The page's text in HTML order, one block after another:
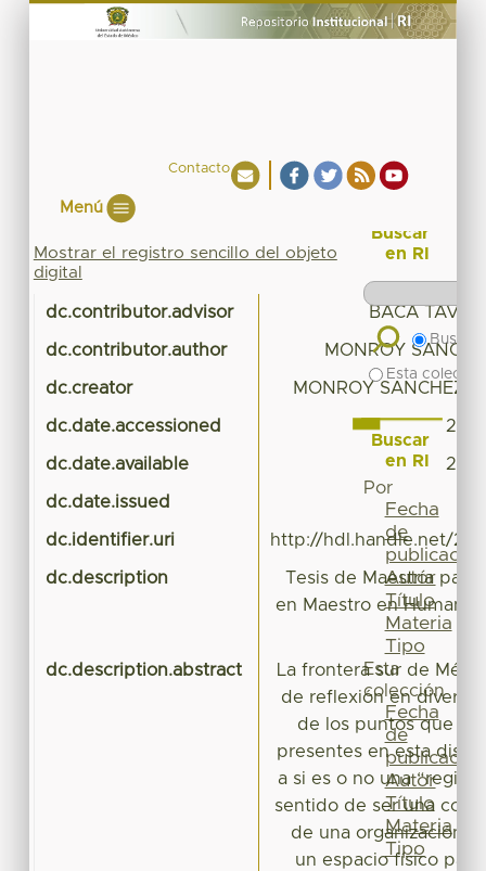
Contacto
Menú
Mostrar el registro sencillo del objeto
digital
dc.contributor.advisor BACA
dc.contributor.author MONROY
dc.creator MONROY SANCHEZ,
dc.date.accessioned
dc.date.available
dc.date.issued
dc.identifier.uri http://hdl.handle.net/
dc.description
Tesis de Maestría
en Maestro en
dc.description.abstract
La frontera sur de
de reflexión en
de los puntos que
presentes en esta
a si es o no una
sentido de ser una
de una organización
un espacio físico
Buscar
en RI
Buscar
Esta
Buscar
en RI
Por
Fecha
de
publicación
Autor
Título
Materia
Tipo
Esta
colección
Fecha
de
publicación
Autor
Título
Materia
Tipo